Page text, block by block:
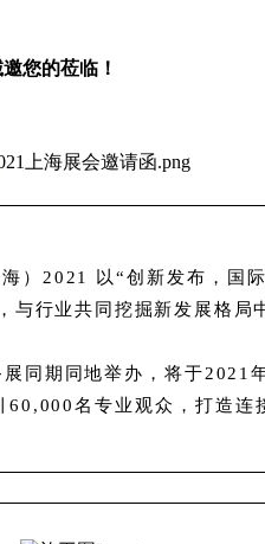
您的莅临！
2021 以“创新发布，国
行业共同挖掘新发展格局
同期同地举办，将于
名专业观众，打造